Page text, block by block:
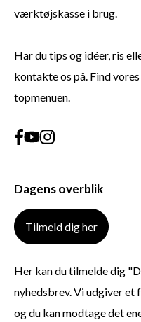
værktøjskasse i brug.
Har du tips og idéer, ris
kontakte os på. Find
topmenuen.
Dagens overblik
Tilmeld dig her
Her kan du tilmelde dig
nyhedsbrev. Vi udgiver
og du kan modtage det